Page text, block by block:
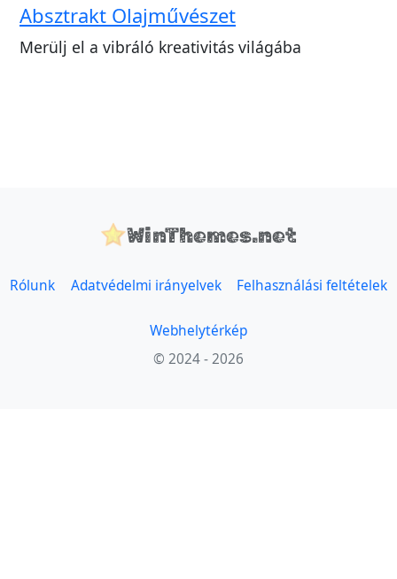
Absztrakt Olajművészet
Merülj el a vibráló kreativitás világába
WinThemes.net
Rólunk Adatvédelmi irányelvek Felhasználási feltételek
Webhelytérkép
© 2024 - 2026